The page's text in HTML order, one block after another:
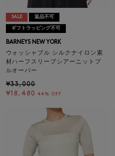
SALE 返品不可
ギフトラッピング不可
BARNEYS NEW YORK
ウォッシャブル シルクナイロン素
材ハーフスリーブシアーニットプ
ルオーバー
¥33,000
¥18,480 44% OFF